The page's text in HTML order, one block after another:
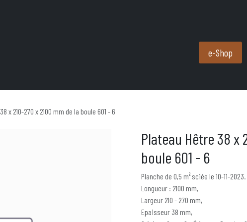
e-Shop
x 210-270 x 2100 mm de la boule 601 - 6
Plateau Hêtre 38 x
boule 601 - 6
Planche de 0,5 m² sciée le 10-11-2023.
Longueur : 2100 mm,
Largeur 210 - 270 mm,
Epaisseur 38 mm,